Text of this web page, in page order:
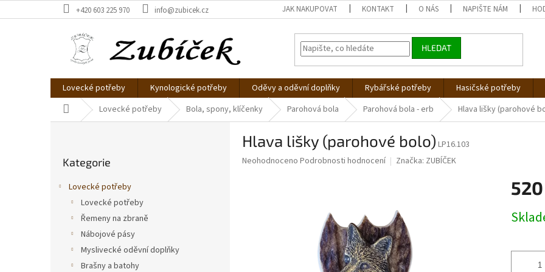
na
+420 603 225 970 info@zubicek.cz JAK NAKUPOVAT KONTAKT O NÁS NAPIŠTE NÁM
HLEDAT
Lovecké potřeby Kynologické potřeby Oděvy a oděvní doplňky Rybářské potřeby Hasičské potřeby
Domů Lovecké potřeby Bola, spony, klíčenky Parohová bola Parohová bola - erb Hlava lišky (parohové
kategorie
Kategorie
Lovecké potřeby
Lovecké potřeby
Řemeny na zbraně
Nábojové pásy
Myslivecké oděvní doplňky
Brašny a batohy
Hlava lišky (parohové bolo) LP16.103
Průměrné
Neohodnoceno Podrobnosti hodnocení Značka: ZUBÍČEK
cena: